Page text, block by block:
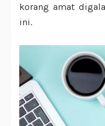
korang amat
ini.